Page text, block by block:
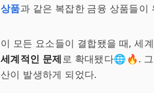
상품과 같은 복잡한 금융 상품들이
이 모든 요소들이 결합됐을 때, 세
세계적인 문제로 확대됐다🌐🔥.
산이 발생하게 되었다.